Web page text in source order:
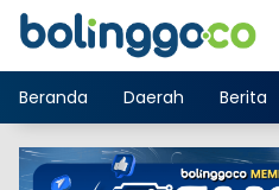
Langsung
Beranda
Daerah Berita